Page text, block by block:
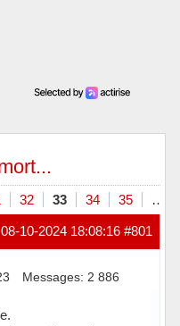
32 33 34 35 …
#801
08-10-2024 18:08:16
Messages: 2 886